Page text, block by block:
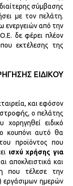
σύμβασης
με τον πελάτη.
ενεργειών από την
δε φέρει πλέον
εκτέλεσης της
ΕΙΔΙΚΟΥ
και εφόσον
ο πελάτης
ειδικό
κουπόνι αυτό θα
προϊόντος που
ισχύ χρήσης για
αποκλειστικά και
που τέλεσε την
εργάσιμων ημερών